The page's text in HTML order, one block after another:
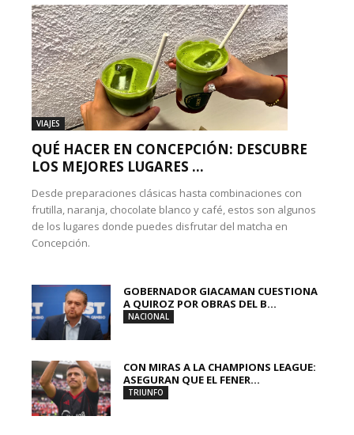
VIAJES
QUÉ HACER EN CONCEPCIÓN: DESCUBRE
LOS MEJORES LUGARES ...
Desde preparaciones clásicas hasta combinaciones con
frutilla, naranja, chocolate blanco y café, estos son algunos
de los lugares donde puedes disfrutar del matcha en
Concepción.
GOBERNADOR GIACAMAN CUESTIONA
A QUIROZ POR OBRAS DEL B...
NACIONAL
CON MIRAS A LA CHAMPIONS LEAGUE:
ASEGURAN QUE EL FENER...
TRIUNFO